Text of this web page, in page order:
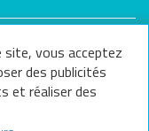
vous acceptez
des publicités
et réaliser des